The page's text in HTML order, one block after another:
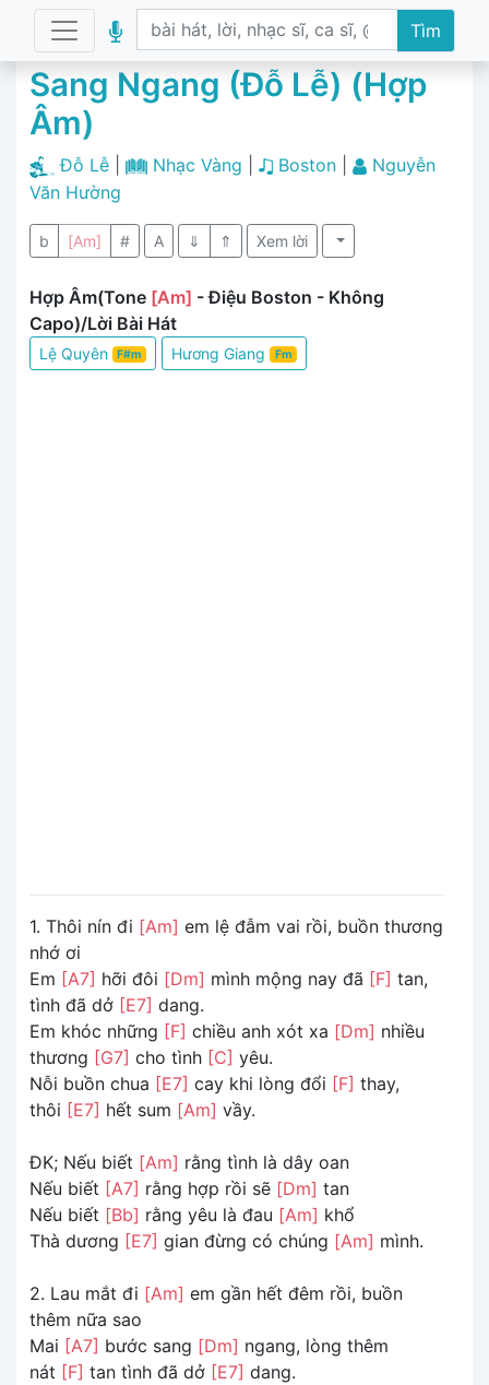
Tìm
Sang Ngang (Đỗ Lễ) (Hợp
Âm)
Đỗ Lễ Nhạc Vàng Boston
Nguyễn
Văn Hường
b [Am] # A ⇓ ⇑ Xem lời
Hợp Âm(Tone [Am] - Điệu Boston - Không
Capo)/Lời Bài Hát
Lệ Quyên F#m Hương Giang Fm
1. Thôi nín đi [Am] em lệ đẫm vai rồi, buồn thương
nhớ ơi
Em [A7] hỡi đôi [Dm] mình mộng nay đã [F] tan,
tình đã dở [E7] dang.
Em khóc những [F] chiều anh xót xa [Dm] nhiều
thương [G7] cho tình [C] yêu.
Nỗi buồn chua [E7] cay khi lòng đổi [F] thay,
thôi [E7] hết sum [Am] vầy.
ĐK; Nếu biết [Am] rằng tình là dây oan
Nếu biết [A7] rằng hợp rồi sẽ [Dm] tan
Nếu biết [Bb] rằng yêu là đau [Am] khổ
Thà dương [E7] gian đừng có chúng [Am] mình.
2. Lau mắt đi [Am] em gần hết đêm rồi, buồn
thêm nữa sao
Mai [A7] bước sang [Dm] ngang, lòng thêm
nát [F] tan tình đã dở [E7] dang.